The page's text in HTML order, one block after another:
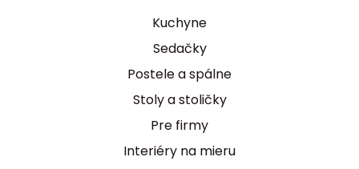
Kuchyne
Sedačky
Postele a spálne
Stoly a stoličky
Pre firmy
Interiéry na mieru